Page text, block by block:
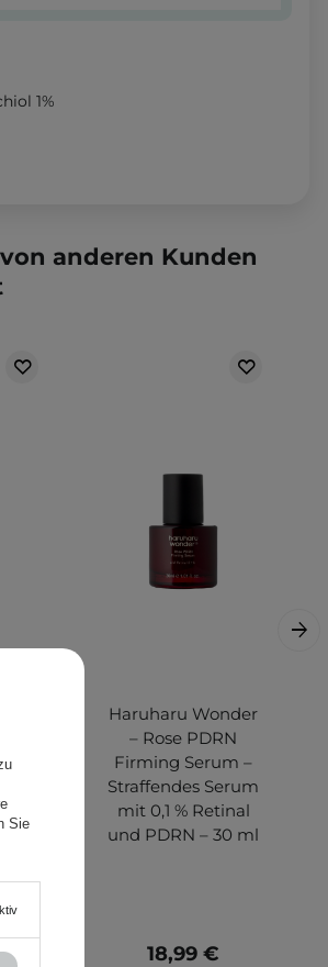
1%
anderen Kunden
–
–
Haruharu Wonder
– Rose PDRN
Firming Serum –
Straffendes Serum
mit 0,1 % Retinal
und PDRN – 30 ml
18,99 €
Sie